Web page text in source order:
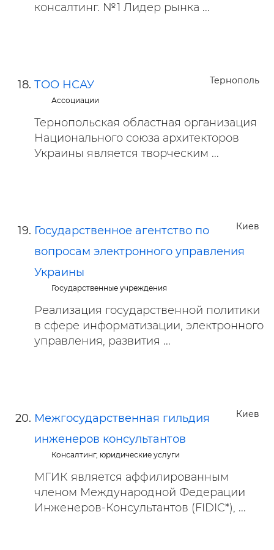
консалтинг. №1 Лидер рынка ...
Тернополь
ТОО НСАУ
Ассоциации
Тернопольская областная организация
Национального союза архитекторов
Украины является творческим ...
Киев
Государственное агентство по
вопросам электронного управления
Украины
Государственные учреждения
Реализация государственной политики
в сфере информатизации, электронного
управления, развития ...
Киев
Межгосударственная гильдия
инженеров консультантов
Консалтинг, юридические услуги
МГИК является аффилированным
членом Международной Федерации
Инженеров-Консультантов (FIDIC*), ...